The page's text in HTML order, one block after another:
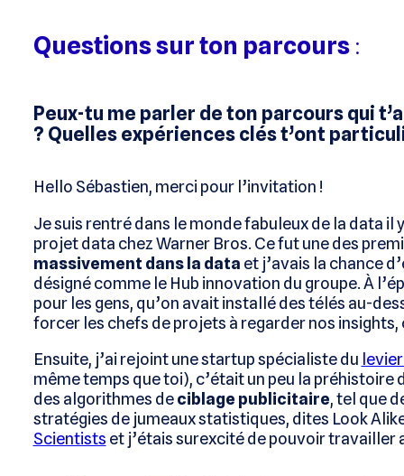
Questions sur ton parcours :
Peux-tu me parler de ton parcours qui
? Quelles expériences clés t’ont
Hello Sébastien, merci pour l’invitation !
Je suis rentré dans le monde fabuleux de la data il
projet data chez Warner Bros. Ce fut une des
massivement dans la data et j’avais la chance
désigné comme le Hub innovation du groupe. À
pour les gens, qu’on avait installé des télés au-
forcer les chefs de projets à regarder nos insights,
Ensuite, j’ai rejoint une startup spécialiste du
même temps que toi), c’était un peu la préhistoire
des algorithmes deciblage publicitaire, tel que
stratégies de jumeaux statistiques, dites Look
Scientists et j’étais surexcité de pouvoir travailler